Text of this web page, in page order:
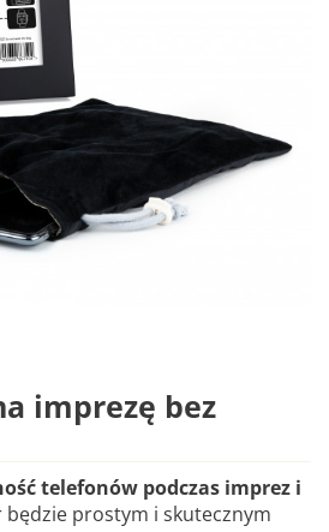
imprezę bez
telefonów podczas imprez i
będzie prostym i skutecznym